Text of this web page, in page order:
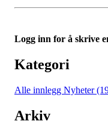
Logg inn for å skrive
Kategori
Alle innlegg Nyheter
Arkiv